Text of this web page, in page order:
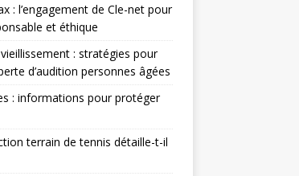
: l’engagement de Cle-net pour
et éthique
: stratégies pour
d’audition personnes âgées
: informations pour protéger
terrain de tennis détaille-t-il